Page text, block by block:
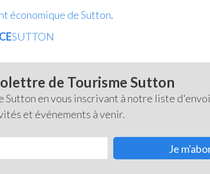
économique de Sutton.
SUTTON
de Tourisme Sutton
Sutton en vous inscrivant à notre liste
et événements à venir.
Je